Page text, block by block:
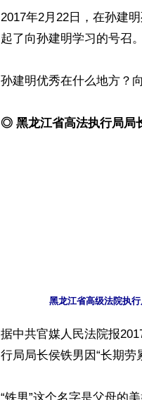
2017年2月22日，在孙建
起了向孙建明学习的号召。
孙建明优秀在什么地方？
◎ 黑龙江省高法执行局局
黑龙江省高级法院执
据中共官媒人民法院报
行局局长侯铁男因“长期劳